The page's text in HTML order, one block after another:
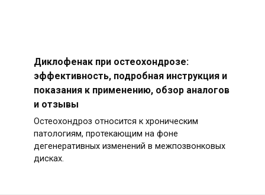
Диклофенак при остеохондрозе:
эффективность, подробная инструкция и
показания к применению, обзор аналогов
и отзывы
Остеохондроз относится к хроническим
патологиям, протекающим на фоне
дегенеративных изменений в межпозвонковых
дисках.